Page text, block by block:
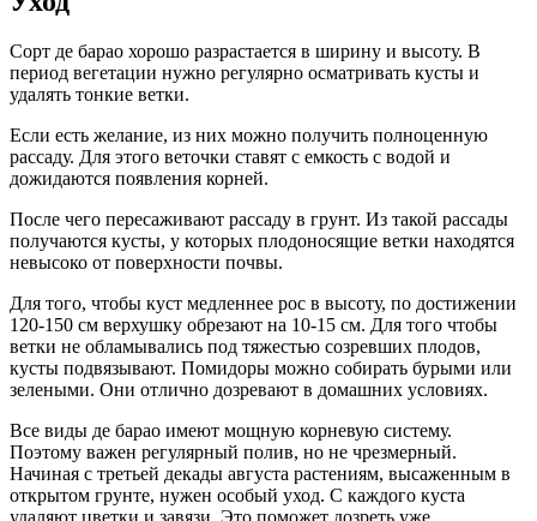
Сорт де барао хорошо разрастается в ширину и высоту. В
период вегетации нужно регулярно осматривать кусты и
удалять тонкие ветки.
Если есть желание, из них можно получить полноценную
рассаду. Для этого веточки ставят с емкость с водой и
дожидаются появления корней.
После чего пересаживают рассаду в грунт. Из такой рассады
получаются кусты, у которых плодоносящие ветки находятся
невысоко от поверхности почвы.
Для того, чтобы куст медленнее рос в высоту, по достижении
120-150 см верхушку обрезают на 10-15 см. Для того чтобы
ветки не обламывались под тяжестью созревших плодов,
кусты подвязывают. Помидоры можно собирать бурыми или
зелеными. Они отлично дозревают в домашних условиях.
Все виды де барао имеют мощную корневую систему.
Поэтому важен регулярный полив, но не чрезмерный.
Начиная с третьей декады августа растениям, высаженным в
открытом грунте, нужен особый уход. С каждого куста